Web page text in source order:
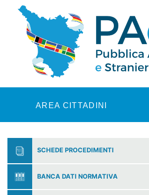
Skip to main content
AREA CITTADINI
SCHEDE PROCEDIMENTI
BANCA DATI NORMATIVA